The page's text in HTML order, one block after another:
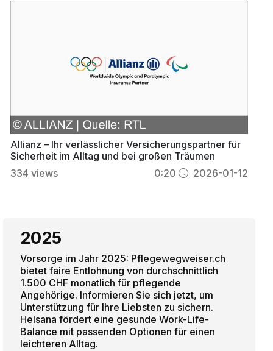
Allianz – Ihr verlässlicher Versicherungspartner für
Sicherheit im Alltag und bei großen Träumen
334 views 0:20 2026-01-12
2025
Vorsorge im Jahr 2025: Pflegewegweiser.ch
bietet faire Entlohnung von durchschnittlich
1.500 CHF monatlich für pflegende
Angehörige. Informieren Sie sich jetzt, um
Unterstützung für Ihre Liebsten zu sichern.
Helsana fördert eine gesunde Work-Life-
Balance mit passenden Optionen für einen
leichteren Alltag.